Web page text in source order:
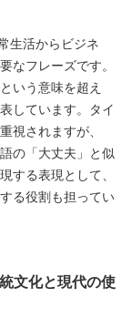
生活からビジネ
なフレーズです。
いう意味を超え
しています。タイ
視されますが、
の「大丈夫」と似
する表現として、
る役割も担ってい
文化と現代の使